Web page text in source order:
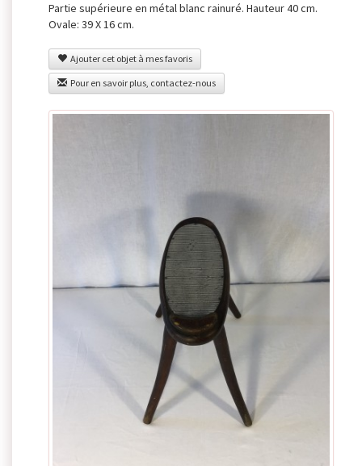
Partie supérieure en métal blanc rainuré. Hauteur 40 cm.
Ovale: 39 X 16 cm.
Ajouter cet objet à mes favoris
Pour en savoir plus, contactez-nous